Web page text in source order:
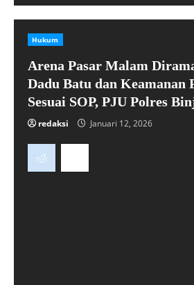
Hukum
Arena Pasar Malam
Dadu Batu dan Keamanan
Sesuai SOP, PJU Polres
redaksi Januari 12, 2026